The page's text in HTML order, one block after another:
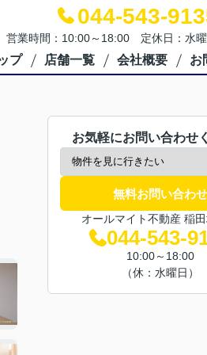
044-543-
営業時間：10:00～18:00 定休日：水
プ 店舗一覧 会社概要 お
お気軽にお問い合わせ
無料お問い合わせ
オールマイト不動産 稲
044-543-
10:00～18:00
（休：水曜日）